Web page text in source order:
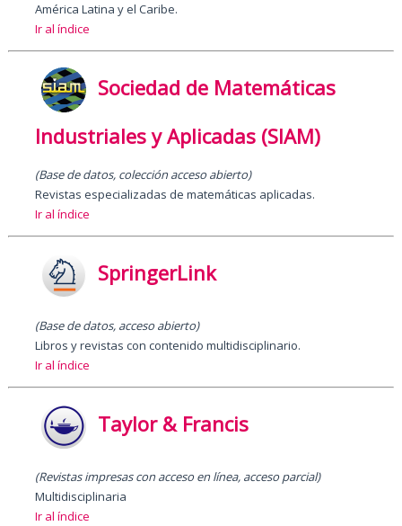
América Latina y el Caribe.
Ir al índice
Sociedad de Matemáticas
Industriales y Aplicadas (SIAM)
(Base de datos, colección acceso abierto)
Revistas especializadas de matemáticas aplicadas.
Ir al índice
SpringerLink
(Base de datos, acceso abierto)
Libros y revistas con contenido multidisciplinario.
Ir al índice
Taylor & Francis
(Revistas impresas con acceso en línea, acceso parcial)
Multidisciplinaria
Ir al índice